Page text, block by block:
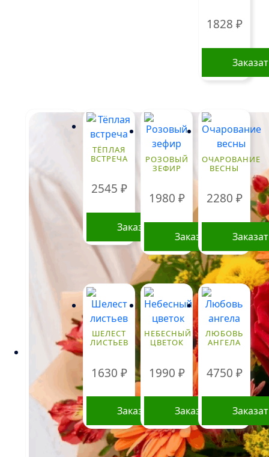
1828 ₽
ТЁПЛАЯ
ВСТРЕЧА
2545 ₽
Заказать
РОЗОВЫЙ
ЗЕФИР
1980 ₽
Заказать
ОЧАРОВАНИЕ
ВЕСНЫ
2280 ₽
ШЕЛЕСТ
ЛИСТЬЕВ
1630 ₽
Заказать
НЕБЕСНЫЙ
ЦВЕТОК
1990 ₽
Заказать
ЛЮБОВЬ
АНГЕЛА
4750 ₽